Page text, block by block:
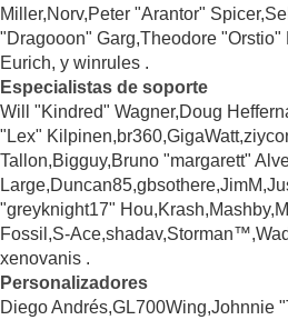
Miller,Norv,Peter "Arantor"
"Dragooon" Garg,Theodore
Eurich, y winrules .
Especialistas de soporte
Will "Kindred" Wagner,Doug
"Lex"
Tallon,Bigguy,Bruno "margarett"
"greyknight17"
Fossil,S-
xenovanis .
Personalizadores
Diego Andrés,GL700Wing,Johnnie